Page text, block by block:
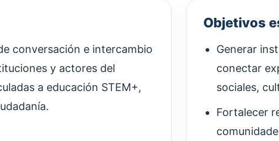
conversación e intercambio
y actores del
a educación STEM+,
Objetivos
Generar
conectar
sociales,
Fortalecer